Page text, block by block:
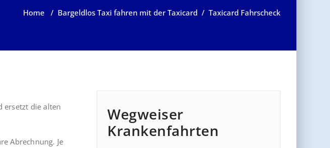
Home / Bargeldlos Taxi fahren mit der Taxicard / Taxicard Fahrscheck
ersetzt die alten
Abrechnung. Je
Wegweiser
Krankenfahrten